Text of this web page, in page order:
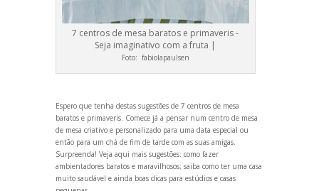
7 centros de mesa baratos e primaveris -
Seja imaginativo com a fruta |
Foto: fabiolapaulsen
Espero que tenha destas sugestões de 7 centros de mesa
baratos e primaveris. Comece já a pensar num centro de mesa
de mesa criativo e personalizado para uma data especial ou
então para um chá de fim de tarde com as suas amigas.
Surpreenda! Veja aqui mais sugestões: como fazer
ambientadores baratos e maravilhosos; saiba como ter uma casa
muito saudável e ainda boas dicas para estúdios e casas